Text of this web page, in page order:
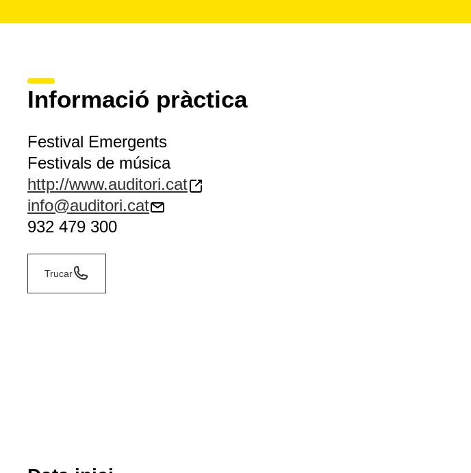
Informació pràctica
Festival Emergents
Festivals de música
http://www.auditori.cat
info@auditori.cat
932 479 300
Trucar